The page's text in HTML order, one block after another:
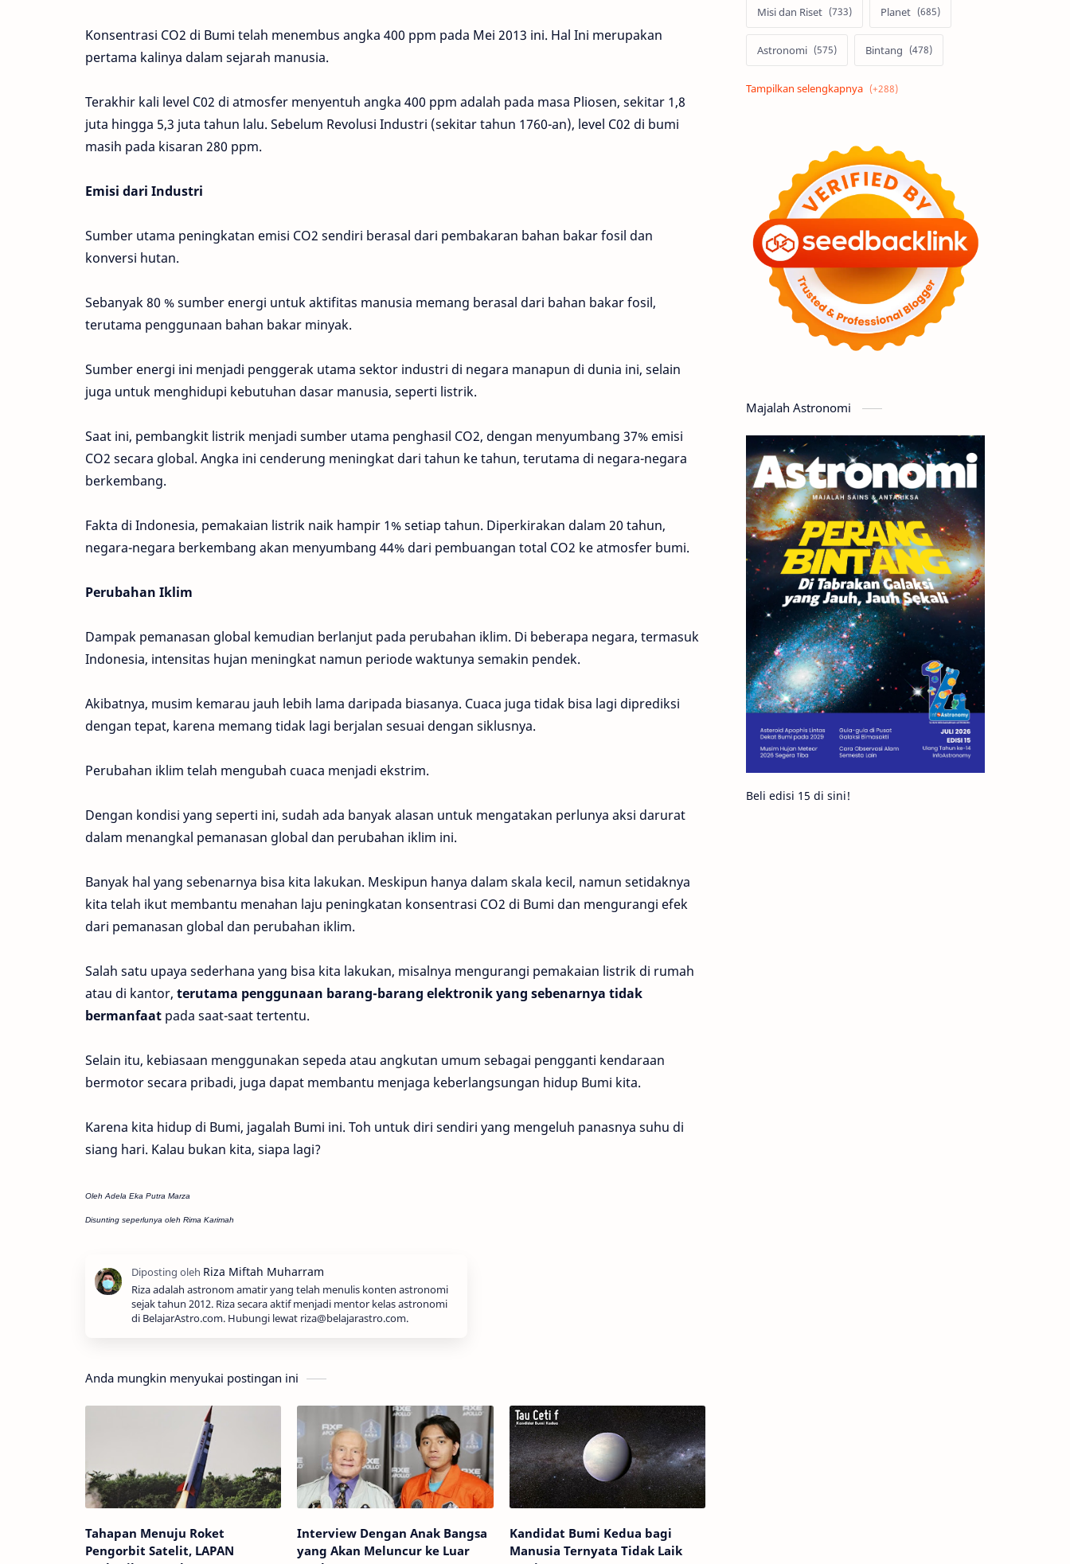
Konsentrasi CO2 di Bumi telah menembus angka 400 ppm pada Mei 2013 ini. Hal Ini merupakan
pertama kalinya dalam sejarah manusia.
Terakhir kali level C02 di atmosfer menyentuh angka 400 ppm adalah pada masa Pliosen, sekitar 1,8
juta hingga 5,3 juta tahun lalu. Sebelum Revolusi Industri (sekitar tahun 1760-an), level C02 di bumi
masih pada kisaran 280 ppm.
Emisi dari Industri
Sumber utama peningkatan emisi CO2 sendiri berasal dari pembakaran bahan bakar fosil dan
konversi hutan.
Sebanyak 80 % sumber energi untuk aktifitas manusia memang berasal dari bahan bakar fosil,
terutama penggunaan bahan bakar minyak.
Sumber energi ini menjadi penggerak utama sektor industri di negara manapun di dunia ini, selain
juga untuk menghidupi kebutuhan dasar manusia, seperti listrik.
Saat ini, pembangkit listrik menjadi sumber utama penghasil CO2, dengan menyumbang 37% emisi
CO2 secara global. Angka ini cenderung meningkat dari tahun ke tahun, terutama di negara-negara
berkembang.
Fakta di Indonesia, pemakaian listrik naik hampir 1% setiap tahun. Diperkirakan dalam 20 tahun,
negara-negara berkembang akan menyumbang 44% dari pembuangan total CO2 ke atmosfer bumi.
Perubahan Iklim
Dampak pemanasan global kemudian berlanjut pada perubahan iklim. Di beberapa negara, termasuk
Indonesia, intensitas hujan meningkat namun periode waktunya semakin pendek.
Akibatnya, musim kemarau jauh lebih lama daripada biasanya. Cuaca juga tidak bisa lagi diprediksi
dengan tepat, karena memang tidak lagi berjalan sesuai dengan siklusnya.
Perubahan iklim telah mengubah cuaca menjadi ekstrim.
Dengan kondisi yang seperti ini, sudah ada banyak alasan untuk mengatakan perlunya aksi darurat
dalam menangkal pemanasan global dan perubahan iklim ini.
Banyak hal yang sebenarnya bisa kita lakukan. Meskipun hanya dalam skala kecil, namun setidaknya
kita telah ikut membantu menahan laju peningkatan konsentrasi CO2 di Bumi dan mengurangi efek
dari pemanasan global dan perubahan iklim.
Salah satu upaya sederhana yang bisa kita lakukan, misalnya mengurangi pemakaian listrik di rumah
atau di kantor, terutama penggunaan barang-barang elektronik yang sebenarnya tidak
bermanfaat pada saat-saat tertentu.
Selain itu, kebiasaan menggunakan sepeda atau angkutan umum sebagai pengganti kendaraan
bermotor secara pribadi, juga dapat membantu menjaga keberlangsungan hidup Bumi kita.
Karena kita hidup di Bumi, jagalah Bumi ini. Toh untuk diri sendiri yang mengeluh panasnya suhu di
siang hari. Kalau bukan kita, siapa lagi?
Oleh Adela Eka Putra Marza
Disunting seperlunya oleh Rima Karimah
Riza adalah astronom amatir yang telah menulis konten astronomi
sejak tahun 2012. Riza secara aktif menjadi mentor kelas astronomi
di BelajarAstro.com. Hubungi lewat riza@belajarastro.com.
Anda mungkin menyukai postingan ini
Tahapan Menuju Roket
Pengorbit Satelit, LAPAN
Interview Dengan Anak Bangsa
yang Akan Meluncur ke Luar
Kandidat Bumi Kedua bagi
Manusia Ternyata Tidak Laik
Misi dan Riset Planet
Astronomi Bintang
Alam semesta Galaksi
Tata Surya
Hype Astronot
Asteroid Observasi
Premium Komet
Penelitian
Satelit
Aurora Supernova
Nebula Sponsored
Matahari Mars
Planet Katai Featured
GMT 2016 History
Hoax Bima Sakti
Meteor Gerhana
Komet ISON Jupiter
Planet Kerdil Bumi
Pengetahuan Berita
Majalah Astronomi
Beli edisi 15 di sini!